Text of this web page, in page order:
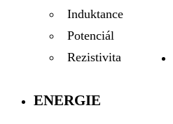
Induktance
Potenciál
Rezistivita
ENERGIE